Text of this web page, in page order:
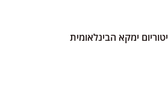
ימקא הבינלאומית